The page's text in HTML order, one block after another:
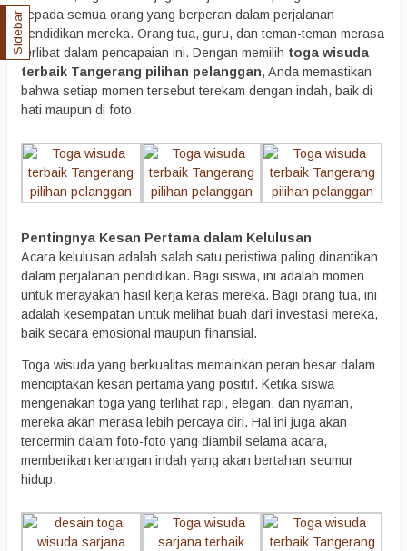
kepada semua orang yang berperan dalam perjalanan
pendidikan mereka. Orang tua, guru, dan teman-teman merasa
terlibat dalam pencapaian ini. Dengan memilih toga wisuda
terbaik Tangerang pilihan pelanggan, Anda memastikan
bahwa setiap momen tersebut terekam dengan indah, baik di
hati maupun di foto.
Pentingnya Kesan Pertama dalam Kelulusan
Acara kelulusan adalah salah satu peristiwa paling dinantikan
dalam perjalanan pendidikan. Bagi siswa, ini adalah momen
untuk merayakan hasil kerja keras mereka. Bagi orang tua, ini
adalah kesempatan untuk melihat buah dari investasi mereka,
baik secara emosional maupun finansial.
Toga wisuda yang berkualitas memainkan peran besar dalam
menciptakan kesan pertama yang positif. Ketika siswa
mengenakan toga yang terlihat rapi, elegan, dan nyaman,
mereka akan merasa lebih percaya diri. Hal ini juga akan
tercermin dalam foto-foto yang diambil selama acara,
memberikan kenangan indah yang akan bertahan seumur
hidup.
Sidebar